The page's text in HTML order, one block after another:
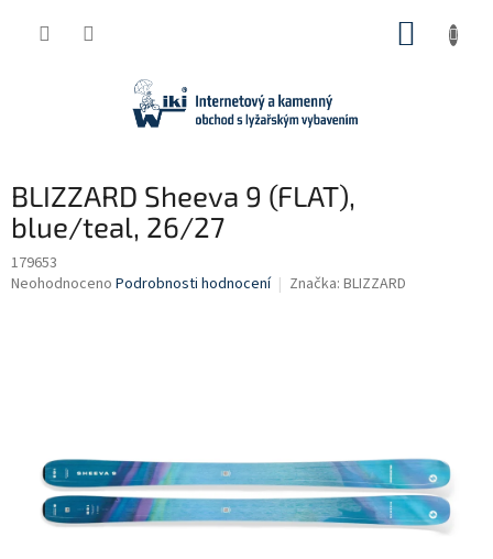
BLIZZARD Sheeva 9 (FLAT),
blue/teal, 26/27
179653
Průměrné
Neohodnoceno Podrobnosti hodnocení Značka: BLIZZARD